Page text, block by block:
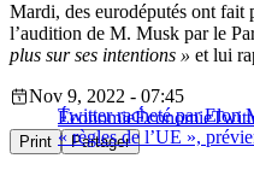
Mardi, des eurodéputés ont fait
l’audition de M. Musk par le
plus sur ses intentions » et lui
Twitter racheté par Elon
« règles de l’UE »,
Nov 9, 2022 - 07:45
ÉconomieÉconomie
Print Partager